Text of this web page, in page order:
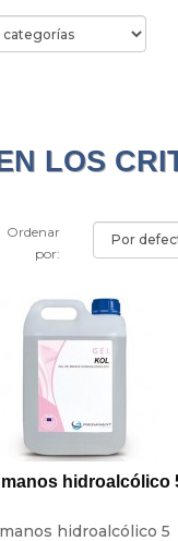
LOS
Ordenar
por:
manos hidroalcólico
hidroalcólico 5